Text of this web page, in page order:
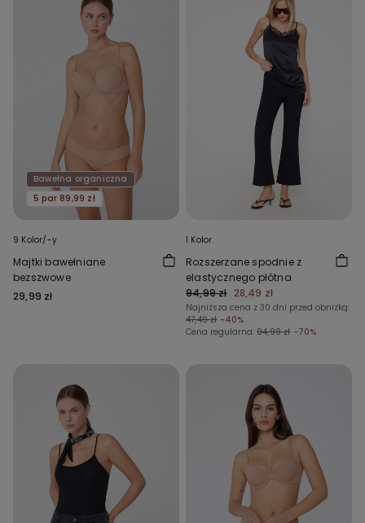
Bawełna organiczna
5 par 89,99 zł
9 Kolor/-y
Majtki bawełniane
bezszwowe
29,99 zł
1 Kolor
Rozszerzane spodnie z
elastycznego płótna
94,99 zł 28,49 zł
Najniższa cena z 30 dni przed obniżką:
47,49 zł -40%
Cena regularna: 94,99 zł -70%